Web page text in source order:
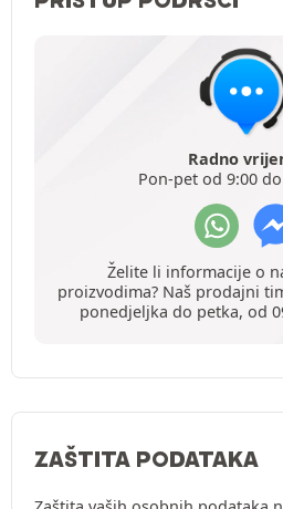
Radno
Pon-pet od 9:00
Želite li informacije o
proizvodima? Naš prodajni
ponedjeljka do petka, od
ZAŠTITA PODATAKA